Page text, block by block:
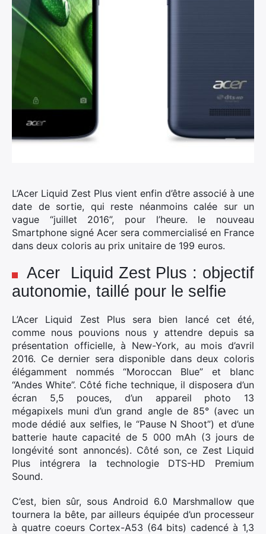
L’Acer Liquid Zest Plus vient enfin d’être associé à une
date de sortie, qui reste néanmoins calée sur un
vague “juillet 2016”, pour l’heure. le nouveau
Smartphone signé Acer sera commercialisé en France
dans deux coloris au prix unitaire de 199 euros.
Acer Liquid Zest Plus : objectif
autonomie, taillé pour le selfie
L’Acer Liquid Zest Plus sera bien lancé cet été,
comme nous pouvions nous y attendre depuis sa
présentation officielle, à New-York, au mois d’avril
2016. Ce dernier sera disponible dans deux coloris
élégamment nommés “Moroccan Blue” et blanc
“Andes White”. Côté fiche technique, il disposera d’un
écran 5,5 pouces, d’un appareil photo 13
mégapixels muni d’un grand angle de 85° (avec un
mode dédié aux selfies, le “Pause N Shoot”) et d’une
batterie haute capacité de 5 000 mAh (3 jours de
longévité sont annoncés). Côté son, ce Zest Liquid
Plus intégrera la technologie DTS-HD Premium
Sound.
C’est, bien sûr, sous Android 6.0 Marshmallow que
tournera la bête, par ailleurs équipée d’un processeur
à quatre coeurs Cortex-A53 (64 bits) cadencé à 1,3